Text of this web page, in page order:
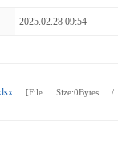
2025.02.28 09:54
[File Size:0Bytes /